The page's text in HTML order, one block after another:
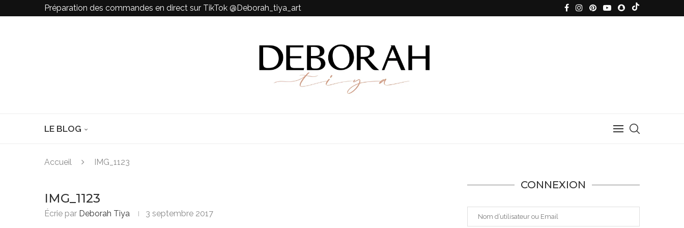
Préparation des commandes en direct sur TikTok @Deborah_tiya_art
LE BLOG
Accueil IMG_1123
IMG_1123
Écrie par Deborah Tiya 3 septembre 2017
CONNEXION